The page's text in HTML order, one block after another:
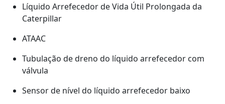
Líquido Arrefecedor de Vida Útil Prolongada da
Caterpillar
ATAAC
Tubulação de dreno do líquido arrefecedor com
válvula
Sensor de nível do líquido arrefecedor baixo